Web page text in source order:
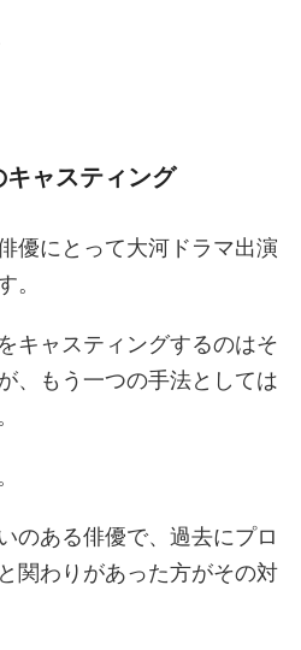
ャスティング
優にとって大河ドラマ出演
。
キャスティングするのはそ
、もう一つの手法としては
のある俳優で、過去にプロ
関わりがあった方がその対